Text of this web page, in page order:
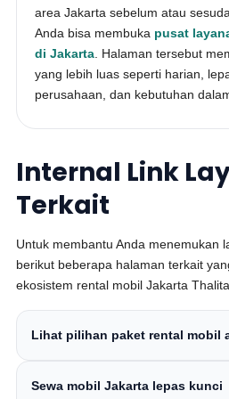
area Jakarta sebelum atau
Anda bisa membuka pusat
di Jakarta . Halaman tersebut
yang lebih luas seperti harian,
perusahaan, dan kebutuhan
Internal Link
Terkait
Untuk membantu Anda menemukan
berikut beberapa halaman terkait
ekosistem rental mobil Jakarta
Lihat pilihan paket rental mobil
Sewa mobil Jakarta lepas kunci